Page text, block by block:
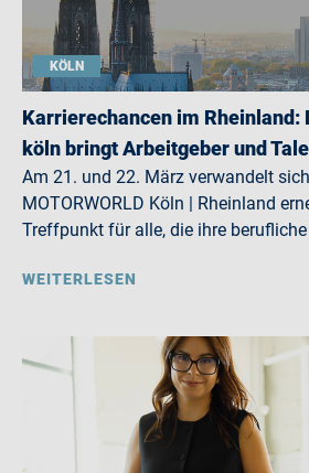
KÖLN
Karrierechancen im Rheinland:
köln bringt Arbeitgeber und
Am 21. und 22. März verwandelt
MOTORWORLD Köln | Rheinland
Treffpunkt für alle, die ihre
WEITERLESEN